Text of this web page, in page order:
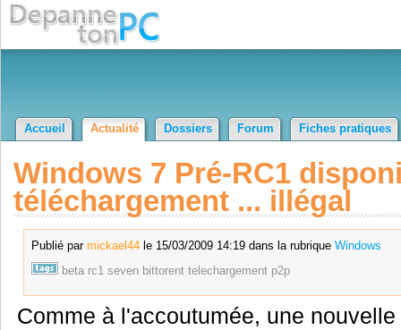
Accueil Actualité Dossiers Forum Fiches pratiques
Windows 7 Pré-RC1
téléchargement ... illégal
Publié par mickael44le 15/03/2009 14:19 dans la rubrique Windows
beta rc1 seven bittorent telechargement p2p
Comme à l'accoutumée, une